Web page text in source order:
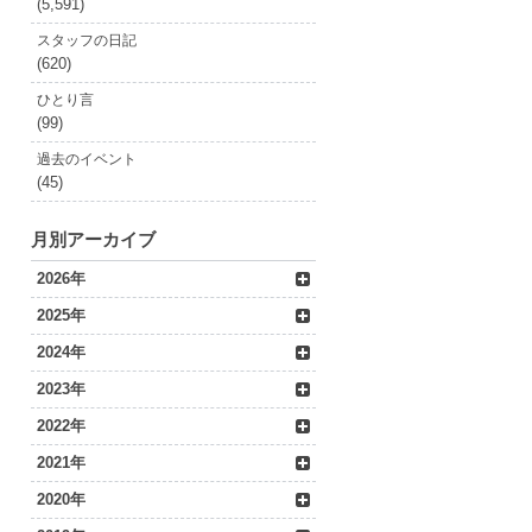
(5,591)
スタッフの日記
(620)
ひとり言
(99)
過去のイベント
(45)
月別アーカイブ
2026年
2025年
2024年
2023年
2022年
2021年
2020年